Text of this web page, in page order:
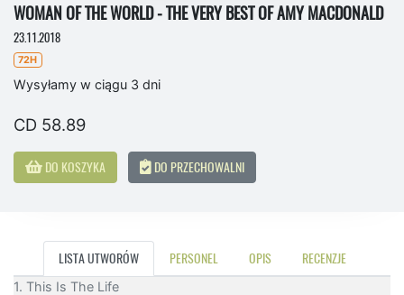
WOMAN OF THE WORLD - THE VERY BEST OF AMY MACDONALD
23.11.2018
72H
Wysyłamy w ciągu 3 dni
CD 58.89
DO KOSZYKA DO PRZECHOWALNI
LISTA UTWORÓW PERSONEL OPIS RECENZJE
1. This Is The Life